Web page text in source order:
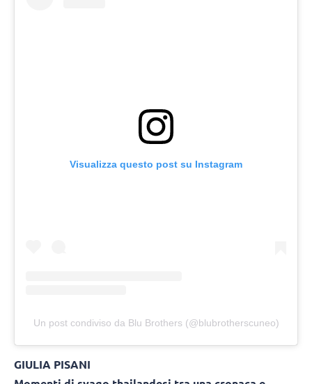
Visualizza questo post su Instagram
Un post condiviso da Blu Brothers (@blubrotherscuneo)
GIULIA PISANI